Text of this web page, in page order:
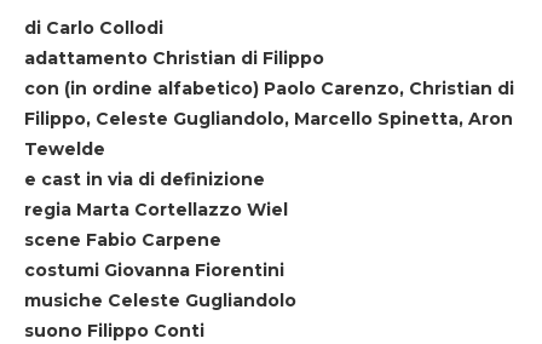
di Carlo Collodi
adattamento Christian di Filippo
con (in ordine alfabetico) Paolo Carenzo, Christian di
Filippo, Celeste Gugliandolo, Marcello Spinetta, Aron
Tewelde
e cast in via di definizione
regia Marta Cortellazzo Wiel
scene Fabio Carpene
costumi Giovanna Fiorentini
musiche Celeste Gugliandolo
suono Filippo Conti